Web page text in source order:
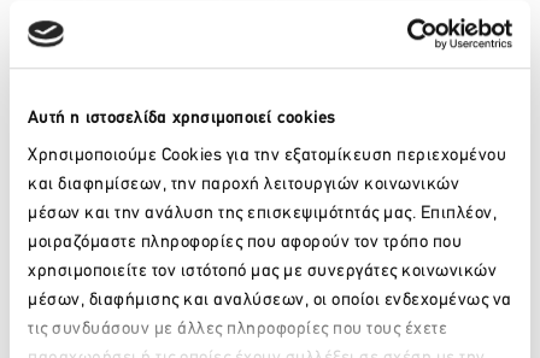
Αυτή η ιστοσελίδα χρησιμοποιεί cookies
Χρησιμοποιούμε Cookies για την εξατομίκευση περιεχομένου
και διαφημίσεων, την παροχή λειτουργιών κοινωνικών
μέσων και την ανάλυση της επισκεψιμότητάς μας. Επιπλέον,
μοιραζόμαστε πληροφορίες που αφορούν τον τρόπο που
χρησιμοποιείτε τον ιστότοπό μας με συνεργάτες κοινωνικών
μέσων, διαφήμισης και αναλύσεων, οι οποίοι ενδεχομένως να
τις συνδυάσουν με άλλες πληροφορίες που τους έχετε
Nero”, στη ζεστή και χαρούμενη ατμόσφαιρα που
δημιουργήσαμε για εσάς. Πλούσιος μπουφές με μοντέρνες
ιταλικές και παραδοσιακές ελληνικές γεύσεις και
Πρωτοχρονιά.